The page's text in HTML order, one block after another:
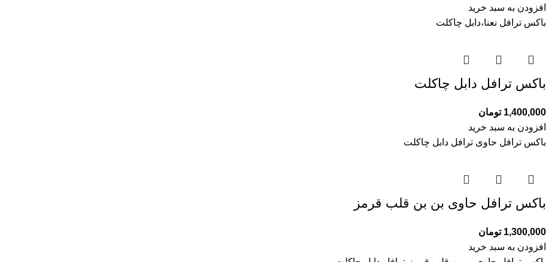
افزودن به سبد خرید
باکس ترافل نعنا،دابل چاکلت
باکس ترافل دابل چاکلت
1,400,000 تومان
افزودن به سبد خرید
باکس ترافل حاوی ترافل دابل چاکلت
باکس ترافل حاوی بن بن قلب قرمز
1,300,000 تومان
افزودن به سبد خرید